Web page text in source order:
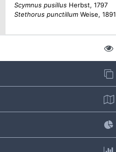
Scymnus pusillusHerbst, 1797
Stethorus punctillumWeise, 1891